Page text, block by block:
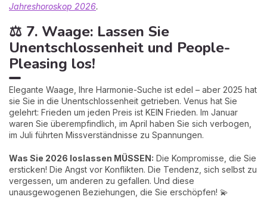
Jahreshoroskop 2026.
⚖️ 7. Waage: Lassen Sie
Unentschlossenheit und People-
Pleasing los!
Elegante Waage, Ihre Harmonie-Suche ist edel – aber 2025 hat
sie Sie in die Unentschlossenheit getrieben. Venus hat Sie
gelehrt: Frieden um jeden Preis ist KEIN Frieden. Im Januar
waren Sie überempfindlich, im April haben Sie sich verbogen,
im Juli führten Missverständnisse zu Spannungen.
Was Sie 2026 loslassen MÜSSEN: Die Kompromisse, die Sie
ersticken! Die Angst vor Konflikten. Die Tendenz, sich selbst zu
vergessen, um anderen zu gefallen. Und diese
unausgewogenen Beziehungen, die Sie erschöpfen! 💫